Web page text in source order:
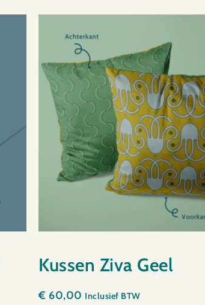
Kussen Ziva Geel
€ 60,00 Inclusief BTW